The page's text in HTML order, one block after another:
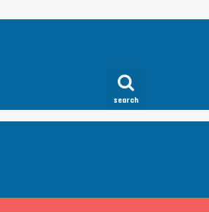
search